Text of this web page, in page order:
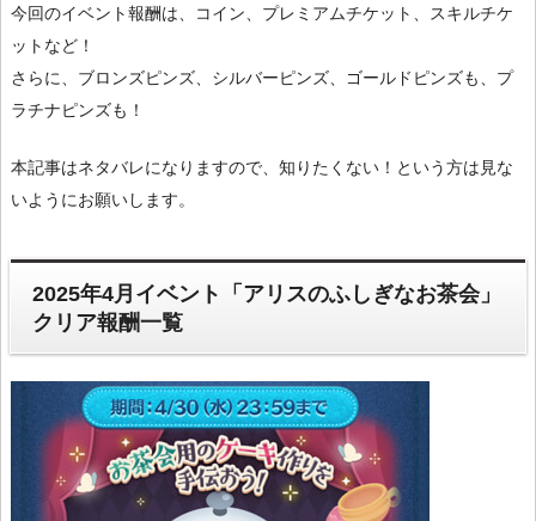
今回のイベント報酬は、コイン、プレミアムチケット、スキルチケ
ットなど！
さらに、ブロンズピンズ、シルバーピンズ、ゴールドピンズも、プ
ラチナピンズも！
本記事はネタバレになりますので、知りたくない！という方は見な
いようにお願いします。
2025年4月イベント「アリスのふしぎなお茶会」
クリア報酬一覧